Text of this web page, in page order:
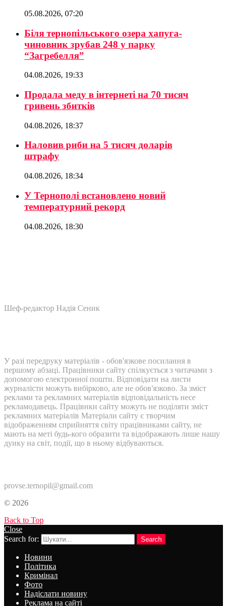
05.08.2026, 07:20
Біля тернопільського озера хапуга-
чиновник зрубав 248 у парку
“Загребелля”
04.08.2026, 19:33
Продала меду в інтернеті на 70 тисяч
гривень збитків
04.08.2026, 18:37
Наловив риби на 5 тисяч доларів
штрафу
04.08.2026, 18:34
У Тернополі встановлено новий
температурний рекорд
04.08.2026, 18:30
Шеф-редактор Надія Сеник
У разі передруку матеріалів - обов'язкове посилання в
першому абзаці. Працівники сайту спілкується з читачами з
допомогою електронної пошти. Відповідати на листи
журналісти можуть вибірково, але не обов'язково. За зміст
реклами та рекламних матеріалів відповідальність несе
рекламодавець. Працівнки сайту можуть не поділяти зміст
рекламних матеріалів Матеріали сайту є творчим
відображенням сприйняття світу працівниками сайту, не
мають на меті будь-кого образити та відображають лише нашу
дуику на світ, події, що в ньому відбуваються.
provse.ternopil@gmail.com
© 2026
Back to Top
Close
Search for:
Search
Новини
Політика
Кримінал
Фото
Надіслати новину
Реклама на сайті